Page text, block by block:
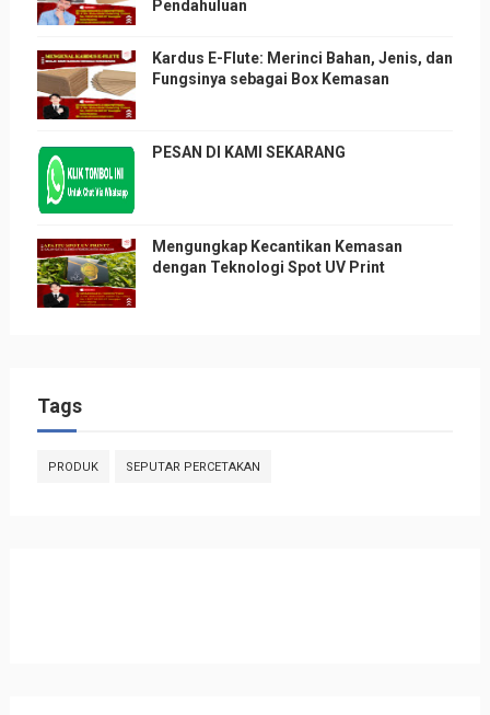
Pendahuluan
Kardus E-Flute: Merinci Bahan, Jenis, dan
Fungsinya sebagai Box Kemasan
PESAN DI KAMI SEKARANG
Mengungkap Kecantikan Kemasan
dengan Teknologi Spot UV Print
Tags
PRODUK SEPUTAR PERCETAKAN